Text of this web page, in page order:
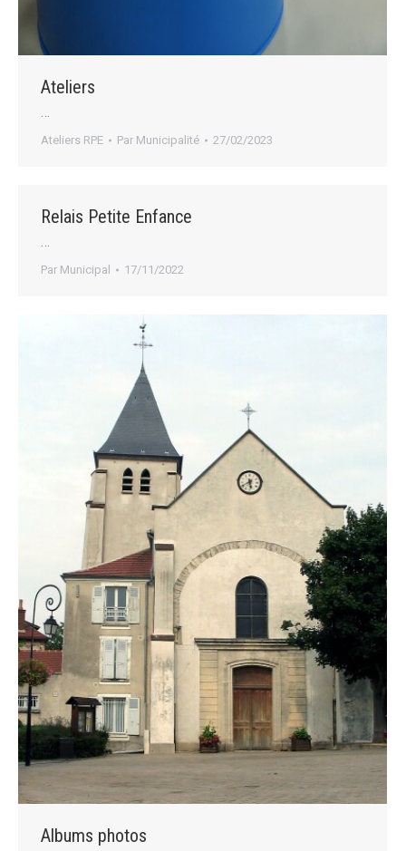
Ateliers
…
Ateliers RPE Par Municipalité 27/02/2023
Relais Petite Enfance
…
Par Municipal 17/11/2022
Albums photos